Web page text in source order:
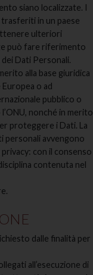
siano localizzate. I
in un paese
ulteriori
può fare riferimento
Dati Personali.
alla base giuridica
o ad
pubblico o
nonché in merito
proteggere i Dati. La
personali avvengono
con il consenso
contenuta nel
dalle finalità per
all’esecuzione di